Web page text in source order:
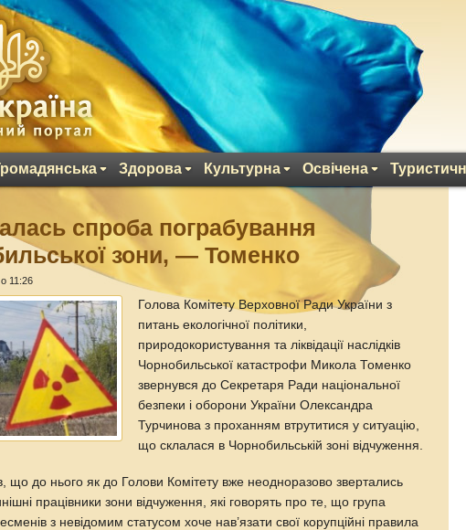
Здорова Культурна Освічена
спроба пограбування
зони, — Томенко
11:26
Голова Комітету Верховної Ради України з
питань екологічної політики,
природокористування та ліквідації наслідків
Чорнобильської катастрофи Микола Томенко
звернувся до Секретаря Ради національної
безпеки і оборони України Олександра
Турчинова з проханням втрутитися у ситуацію,
що склалася в Чорнобильській зоні відчуження.
що до нього як до Голови Комітету вже неодноразово звертались
працівники зони відчуження, які говорять про те, що група
з невідомим статусом хоче нав’язати свої корупційні правила